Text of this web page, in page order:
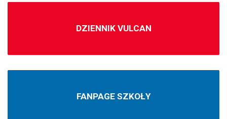
DZIENNIK VULCAN
FANPAGE SZKOŁY